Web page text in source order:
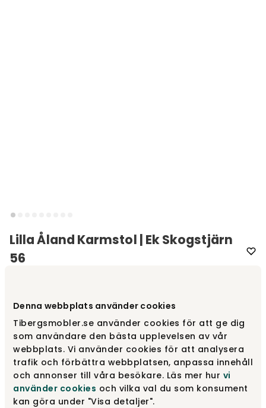
Denna webbplats använder cookies
Tibergsmobler.se använder cookies för att ge dig
som användare den bästa upplevelsen av vår
webbplats. Vi använder cookies för att analysera
trafik och förbättra webbplatsen, anpassa innehåll
och annonser till våra besökare. Läs mer hur vi
använder cookies och vilka val du som konsument
kan göra under "Visa detaljer".
Lilla Åland Karmstol | Ek Skogstjärn
56
Välj utförandeEk | Skogstjärn 56
Ek | Skogstjärn 56 7 990 kr
Björk | Ingefära 40